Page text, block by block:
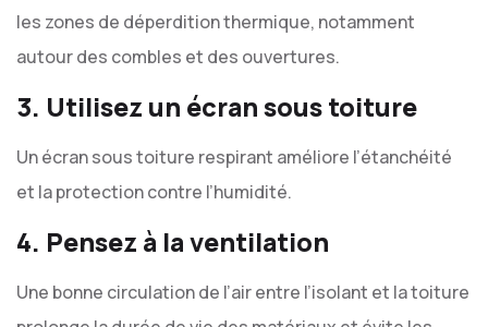
les zones de déperdition thermique, notamment
autour des combles et des ouvertures.
3. Utilisez un écran sous toiture
Un écran sous toiture respirant améliore l’étanchéité
et la protection contre l’humidité.
4. Pensez à la ventilation
Une bonne circulation de l’air entre l’isolant et la toiture